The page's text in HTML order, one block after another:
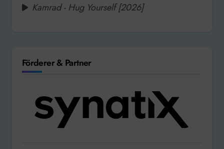
Kamrad - Hug Yourself [2026]
Förderer & Partner